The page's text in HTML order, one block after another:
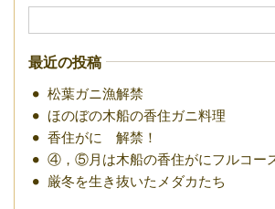
最近の投稿
松葉ガニ漁解禁
ほのぼの木船の香住ガニ料理
香住がに 解禁！
④，⑤月は木船の香住がにフルコー
厳冬を生き抜いたメダカたち